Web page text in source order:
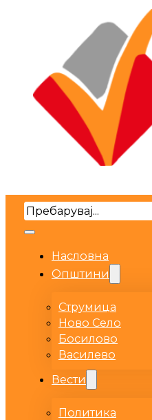
Search
Насловна
Општини
Струмица
Ново Село
Босилово
Василево
Вести
Политика